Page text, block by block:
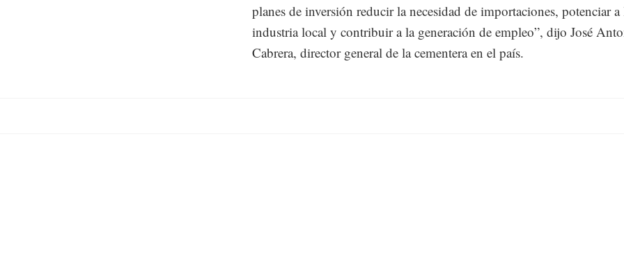
planes de inversión reducir la necesidad de importaciones, potenciar a
industria local y contribuir a la generación de empleo”, dijo José
Cabrera, director general de la cementera en el país.